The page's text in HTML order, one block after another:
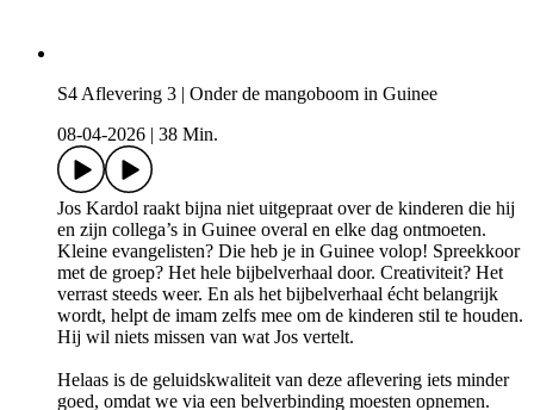
S4 Aflevering 3 | Onder de mangoboom in Guinee
08-04-2026
38 Min.
Jos Kardol raakt bijna niet uitgepraat over de kinderen die hij
en zijn collega’s in Guinee overal en elke dag ontmoeten.
Kleine evangelisten? Die heb je in Guinee volop! Spreekkoor
met de groep? Het hele bijbelverhaal door. Creativiteit? Het
verrast steeds weer. En als het bijbelverhaal écht belangrijk
wordt, helpt de imam zelfs mee om de kinderen stil te houden.
Hij wil niets missen van wat Jos vertelt.
Helaas is de geluidskwaliteit van deze aflevering iets minder
goed, omdat we via een belverbinding moesten opnemen.